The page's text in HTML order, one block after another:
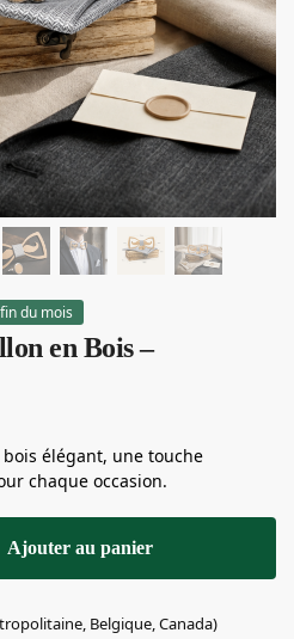
du mois
en Bois –
élégant, une touche
chaque occasion.
Ajouter au panier
Belgique, Canada)